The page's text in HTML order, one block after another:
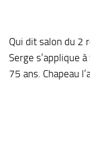
Qui dit salon du 2
Serge s’applique
75 ans. Chapeau